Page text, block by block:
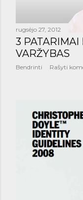
rugsėjo 27, 2012
3
VARŽYBAS
Bendrinti Rašyti